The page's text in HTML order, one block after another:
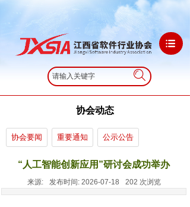
协会动态
协会要闻 重要通知 公示公告
“人工智能创新应用”研讨会成功举办
来源: 发布时间: 2026-07-18 202 次浏览